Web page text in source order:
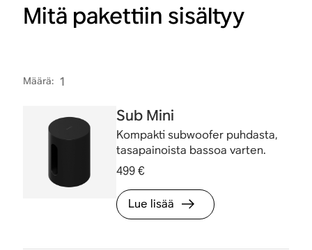
Mitä pakettiin sisältyy
Määrä: 1
Sub Mini
Kompakti subwoofer puhdasta,
tasapainoista bassoa varten.
499 €
Lue lisää